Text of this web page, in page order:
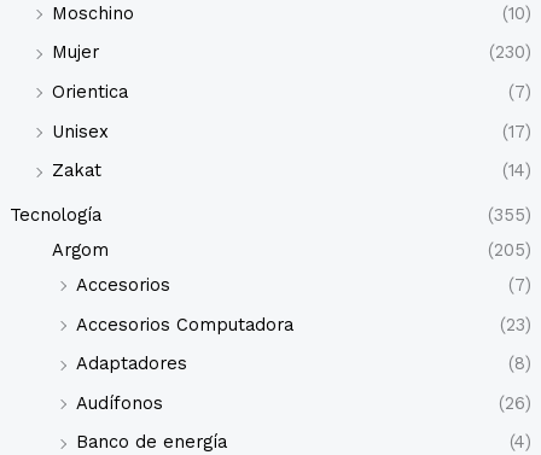
Moschino
(10)
Mujer
(230)
Orientica
(7)
Unisex
(17)
Zakat
(14)
Tecnología
(355)
Argom
(205)
Accesorios
(7)
Accesorios Computadora
(23)
Adaptadores
(8)
Audífonos
(26)
Banco de energía
(4)